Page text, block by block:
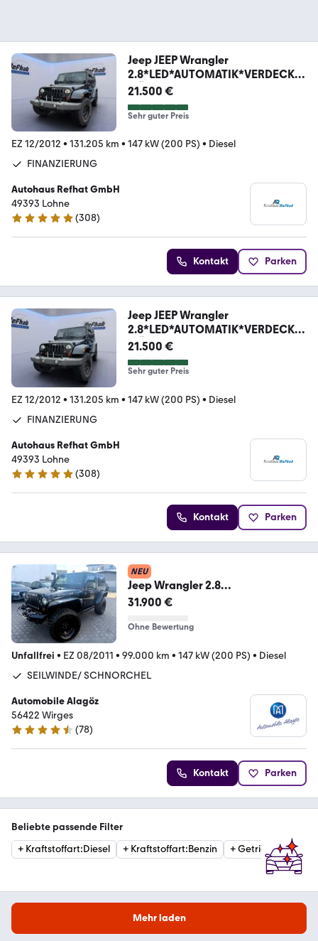
Jeep JEEP Wrangler
2.8*LED*AUTOMATIK*VERDECK*3
-TÜRIG*
21.500 €
Sehr guter Preis
EZ 12/2012 • 131.205 km • 147 kW (200 PS) • Diesel
FINANZIERUNG
Autohaus Refhat GmbH
49393 Lohne
4.8 Sterne
(308)
Kontakt Parken
Jeep JEEP Wrangler
2.8*LED*AUTOMATIK*VERDECK*3
-TÜRIG*
21.500 €
Sehr guter Preis
EZ 12/2012 • 131.205 km • 147 kW (200 PS) • Diesel
FINANZIERUNG
Autohaus Refhat GmbH
49393 Lohne
4.8 Sterne
(308)
Kontakt Parken
NEU
Jeep Wrangler 2.8
CRD*RUBICON*FACELIFT*ALL-
31.900 €
Ohne Bewertung
Unfallfrei • EZ 08/2011 • 99.000 km • 147 kW (200 PS) • Diesel
SEILWINDE/ SCHNORCHEL
Automobile Alagöz
56422 Wirges
4.6 Sterne
(78)
Kontakt Parken
Beliebte passende Filter
+ Kraftstoffart:Diesel + Kraftstoffart:Benzin +Getriebe:
Mehr laden